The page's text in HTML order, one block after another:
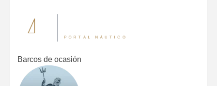
Barcos de ocasión